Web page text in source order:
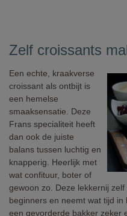
Zelf croissants
Een echte, kraakverse
croissant als ontbijt is
een hemelse
smaaksensatie. Deze
Frans specialiteit heeft
dan ook de juiste
balans tussen luchtig en
knapperig. Heerlijk met
wat confituur, boter of
gewoon zo. Deze lekkernij
beginners en neemt wat tijd
een gevorderde bakker zeker